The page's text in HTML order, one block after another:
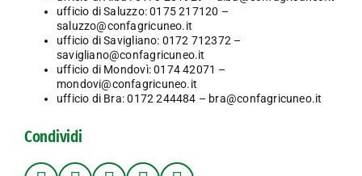
ufficio di Saluzzo: 0175 217120 –
saluzzo@confagricuneo.it
ufficio di Savigliano: 0172 712372 –
savigliano@confagricuneo.it
ufficio di Mondovì: 0174 42071 –
mondovi@confagricuneo.it
ufficio di Bra: 0172 244484 – bra@confagricuneo.it
Condividi